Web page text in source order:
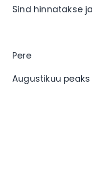
Sind hinnatakse
Pere
Augustikuu